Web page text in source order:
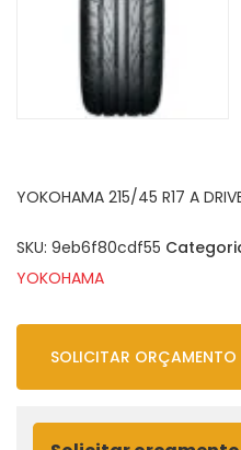
YOKOHAMA 215/45 R17 A
SKU: 9eb6f80cdf55
YOKOHAMA
SOLICITAR ORÇAMENTO